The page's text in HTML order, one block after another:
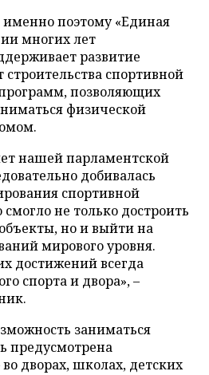
поэтому «Единая
многих лет
развитие
строительства спортивной
позволяющих
физической
нашей парламентской
добивалась
спортивной
смогло не только достроить
но и выйти на
мирового уровня.
достижений всегда
спорта и двора», –
заниматься
предусмотрена
дворах, школах, детских